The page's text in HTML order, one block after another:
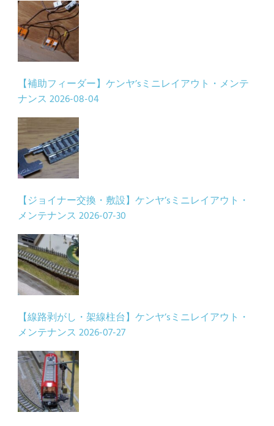
【補助フィーダー】ケンヤ’sミニレイアウト・メンテ
ナンス 2026-08-04
【ジョイナー交換・敷設】ケンヤ’sミニレイアウト・
メンテナンス 2026-07-30
【線路剥がし・架線柱台】ケンヤ’sミニレイアウト・
メンテナンス 2026-07-27